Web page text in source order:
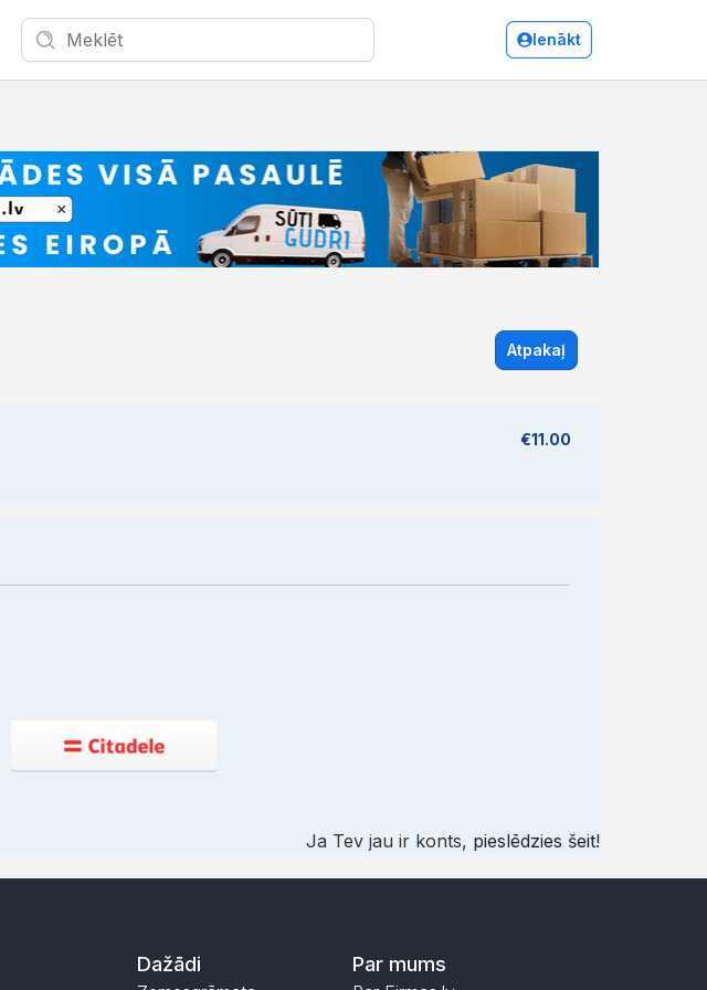
Ienākt
Atpakaļ
€11.00
Ja Tev jau ir konts, pieslēdzies šeit!
Dažādi Par mums